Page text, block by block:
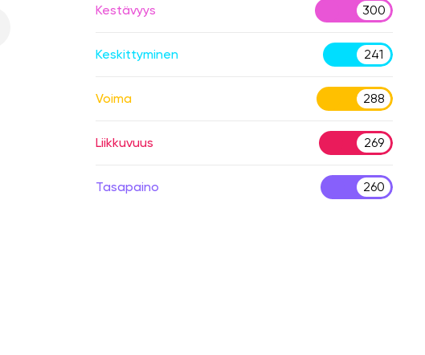
Kestävyys 300
Keskittyminen 241
Voima 288
Liikkuvuus 269
Tasapaino 260